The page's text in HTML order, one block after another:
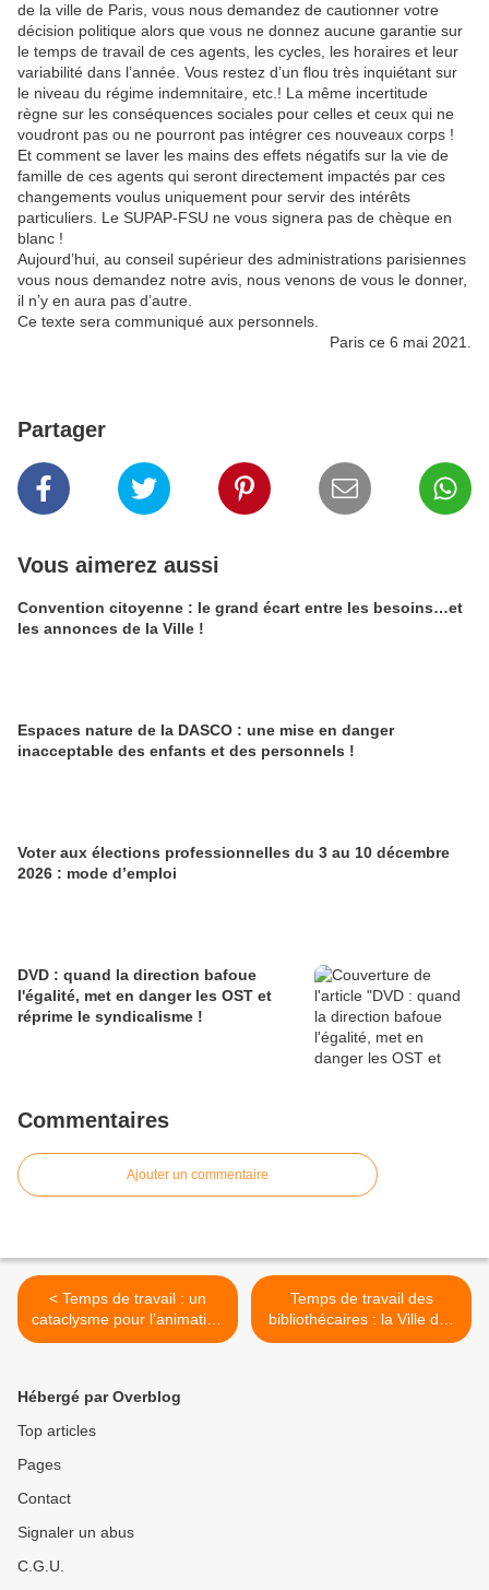
de la ville de Paris, vous nous demandez de cautionner votre
décision politique alors que vous ne donnez aucune garantie sur
le temps de travail de ces agents, les cycles, les horaires et leur
variabilité dans l’année. Vous restez d’un flou très inquiétant sur
le niveau du régime indemnitaire, etc.! La même incertitude
règne sur les conséquences sociales pour celles et ceux qui ne
voudront pas ou ne pourront pas intégrer ces nouveaux corps !
Et comment se laver les mains des effets négatifs sur la vie de
famille de ces agents qui seront directement impactés par ces
changements voulus uniquement pour servir des intérêts
particuliers. Le SUPAP-FSU ne vous signera pas de chèque en
blanc !
Aujourd’hui, au conseil supérieur des administrations parisiennes
vous nous demandez notre avis, nous venons de vous le donner,
il n’y en aura pas d’autre.
Ce texte sera communiqué aux personnels.
Paris ce 6 mai 2021.
Partager
Vous aimerez aussi
Convention citoyenne : le grand écart entre les besoins…et
les annonces de la Ville !
Espaces nature de la DASCO : une mise en danger
inacceptable des enfants et des personnels !
Voter aux élections professionnelles du 3 au 10 décembre
2026 : mode d’emploi
DVD : quand la direction bafoue
l'égalité, met en danger les OST et
réprime le syndicalisme !
Commentaires
Ajouter un commentaire
< Temps de travail : un
cataclysme pour l’animation
! En grève tous les jours du
plus si besoin !
Temps de travail des
bibliothécaires : la Ville doit
répondre ! >
Hébergé par Overblog
Top articles
Pages
Contact
Signaler un abus
C.G.U.